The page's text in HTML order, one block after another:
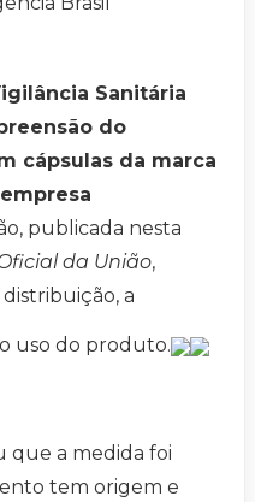
Sanitária
do
cápsulas da marca
publicada nesta
da União,
a
uso do produto.
que a medida foi
tem origem e